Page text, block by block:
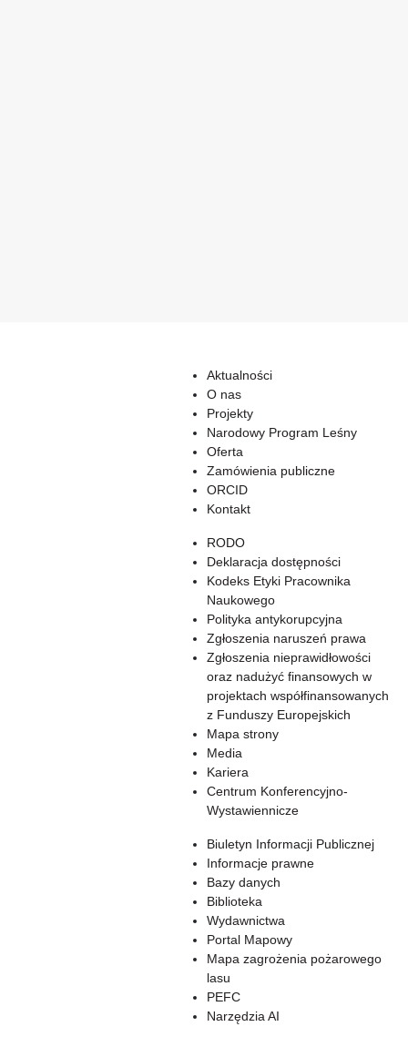
Aktualności
O nas
Projekty
Narodowy Program Leśny
Oferta
Zamówienia publiczne
ORCID
Kontakt
RODO
Deklaracja dostępności
Kodeks Etyki Pracownika
Naukowego
Polityka antykorupcyjna
Zgłoszenia naruszeń prawa
Zgłoszenia nieprawidłowości
oraz nadużyć finansowych w
projektach współfinansowanych
z Funduszy Europejskich
Mapa strony
Media
Kariera
Centrum Konferencyjno-
Wystawiennicze
Biuletyn Informacji Publicznej
Informacje prawne
Bazy danych
Biblioteka
Wydawnictwa
Portal Mapowy
Mapa zagrożenia pożarowego
lasu
PEFC
Narzędzia AI